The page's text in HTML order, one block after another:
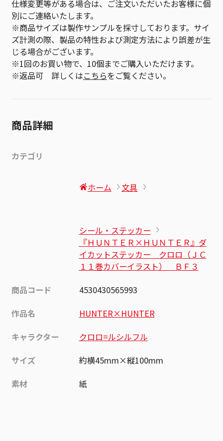
仕様変更等がある場合は、ご注文いただいたお客様に個
別にご連絡いたします。
※商品サイズは製作サンプルを採寸しております。サイ
ズ計測の際、製品の特性および測定方法により誤差が生
じる場合がございます。
※1回のお買い物で、10個までご購入いただけます。
※返品可 詳しくはこちらをご覧ください。
商品詳細
カテゴリ
ホーム 文具
シール・ステッカー
『ＨＵＮＴＥＲ×ＨＵＮＴＥＲ』ダ
イカットステッカー クロロ（ＪＣ
１１巻カバーイラスト） ＢＦ３
商品コード
4530430565993
作品名
HUNTER×HUNTER
キャラクター
クロロ=ルシルフル
サイズ
約横45mm×縦100mm
素材
紙